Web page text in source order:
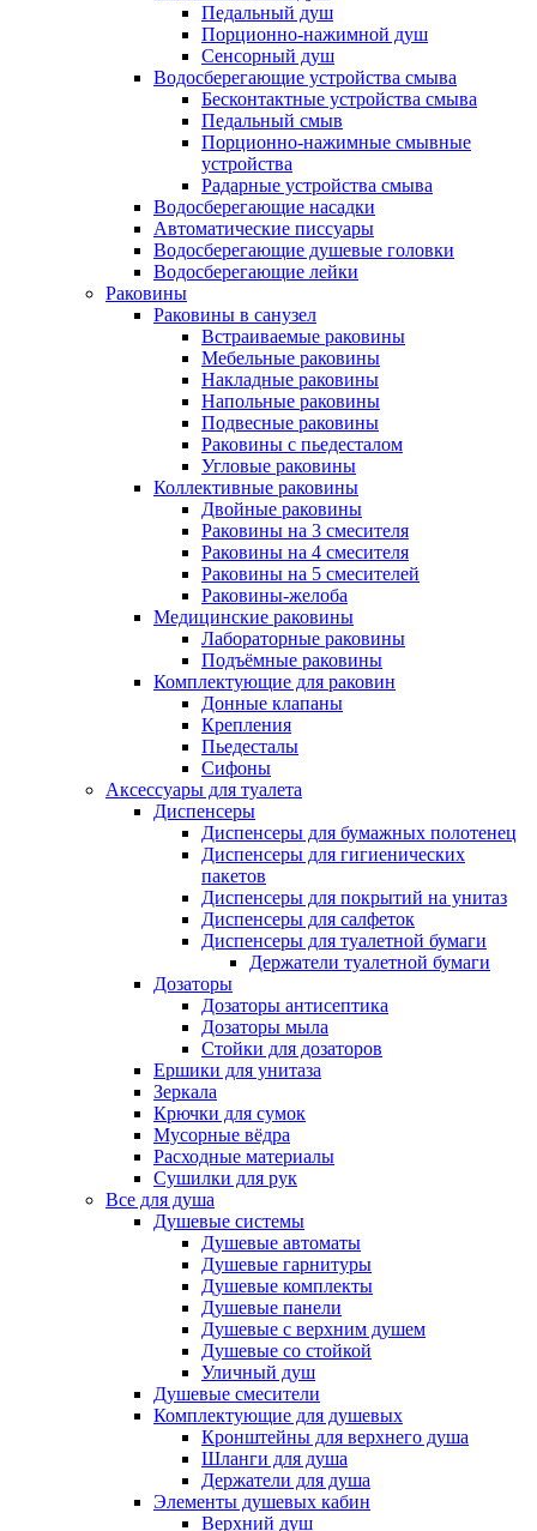
Педальный душ
Порционно-нажимной душ
Сенсорный душ
Водосберегающие устройства смыва
Бесконтактные устройства смыва
Педальный смыв
Порционно-нажимные смывные
устройства
Радарные устройства смыва
Водосберегающие насадки
Автоматические писсуары
Водосберегающие душевые головки
Водосберегающие лейки
Раковины
Раковины в санузел
Встраиваемые раковины
Мебельные раковины
Накладные раковины
Напольные раковины
Подвесные раковины
Раковины с пьедесталом
Угловые раковины
Коллективные раковины
Двойные раковины
Раковины на 3 смесителя
Раковины на 4 смесителя
Раковины на 5 смесителей
Раковины-желоба
Медицинские раковины
Лабораторные раковины
Подъёмные раковины
Комплектующие для раковин
Донные клапаны
Крепления
Пьедесталы
Сифоны
Аксессуары для туалета
Диспенсеры
Диспенсеры для бумажных полотенец
Диспенсеры для гигиенических
пакетов
Диспенсеры для покрытий на унитаз
Диспенсеры для салфеток
Диспенсеры для туалетной бумаги
Держатели туалетной бумаги
Дозаторы
Дозаторы антисептика
Дозаторы мыла
Стойки для дозаторов
Ершики для унитаза
Зеркала
Крючки для сумок
Мусорные вёдра
Расходные материалы
Сушилки для рук
Все для душа
Душевые системы
Душевые автоматы
Душевые гарнитуры
Душевые комплекты
Душевые панели
Душевые с верхним душем
Душевые со стойкой
Уличный душ
Душевые смесители
Комплектующие для душевых
Кронштейны для верхнего душа
Шланги для душа
Держатели для душа
Элементы душевых кабин
Верхний душ